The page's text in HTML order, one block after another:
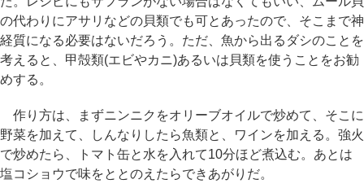
の代わりにアサリなどの貝類でも可とあったので、そこまで神
経質になる必要はないだろう。ただ、魚から出るダシのことを
考えると、甲殻類(エビやカニ)あるいは貝類を使うことをお勧
めする。
作り方は、まずニンニクをオリーブオイルで炒めて、そこに
野菜を加えて、しんなりしたら魚類と、ワインを加える。強火
で炒めたら、トマト缶と水を入れて10分ほど煮込む。あとは
塩コショウで味をととのえたらできあがりだ。